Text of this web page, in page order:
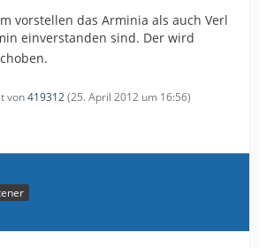
vorstellen das Arminia als auch Verl
einverstanden sind. Der wird
von419312(25. April 2012 um 16:56)